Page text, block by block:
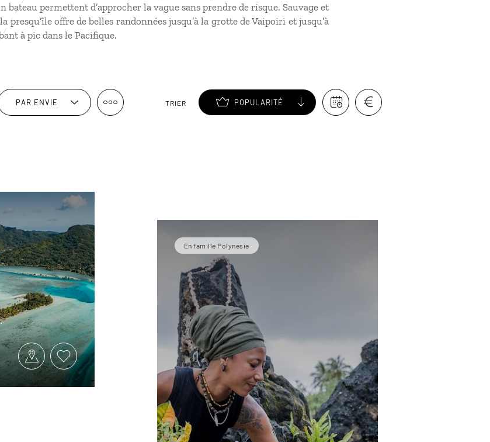
bateau permettent d’approcher la vague sans prendre de risque. Sauvage et
presqu’île offre de belles randonnées jusqu’à la grotte de Vaipoiri et jusqu’à
à pic dans le Pacifique.
PAR ENVIE TRIER POPULARITÉ
En famille Polynésie